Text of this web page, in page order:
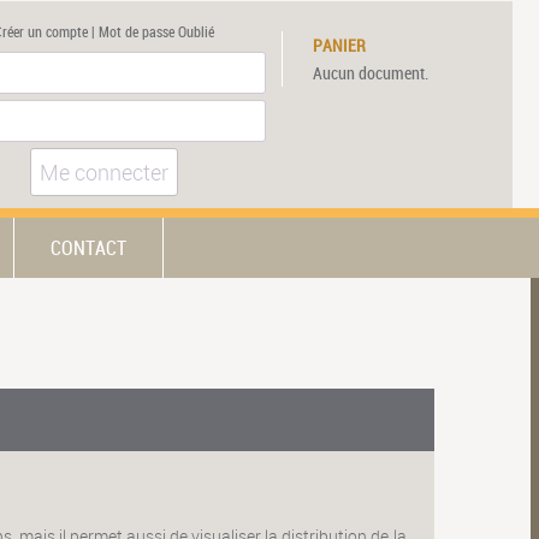
un compte| Mot de passe Oublié
Me connecter
PANIER
Aucun document.
CONTACT